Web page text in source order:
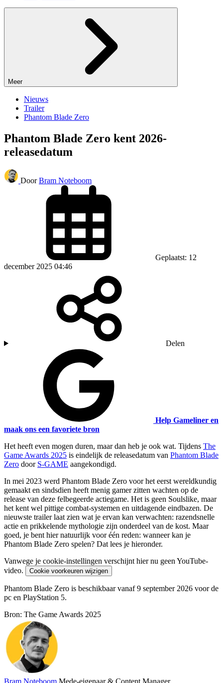
Meer
Nieuws
Trailer
Phantom Blade Zero
Phantom Blade Zero kent 2026-
releasedatum
Door Bram Noteboom
Geplaatst: 12
december 2025 04:46
Delen
Help Gameliner en
maak ons een favoriete bron
Het heeft even mogen duren, maar dan heb je ook wat. Tijdens The
Game Awards 2025 is eindelijk de releasedatum van Phantom Blade
Zero door S-GAME aangekondigd.
In mei 2023 werd Phantom Blade Zero voor het eerst wereldkundig
gemaakt en sindsdien heeft menig gamer zitten wachten op de
release van deze felbegeerde actiegame. Het is geen Soulslike, maar
het kent wel pittige combat-systemen en uitdagende eindbazen. De
nieuwste trailer laat zien wat je ervan kan verwachten: razendsnelle
actie en prikkelende mythologie zijn onderdeel van de kost. Maar
goed, je bent hier natuurlijk voor één reden: wanneer kan je
Phantom Blade Zero spelen? Dat lees je hieronder.
Vanwege je cookie-instellingen verschijnt hier nu geen YouTube-
video.
Cookie voorkeuren wijzigen
Phantom Blade Zero is beschikbaar vanaf 9 september 2026 voor de
pc en PlayStation 5.
Bron: The Game Awards 2025
Bram Noteboom Mede-eigenaar & Content Manager